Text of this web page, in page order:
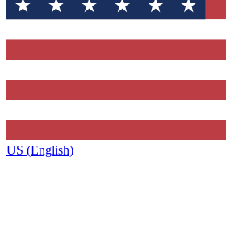
US (English)